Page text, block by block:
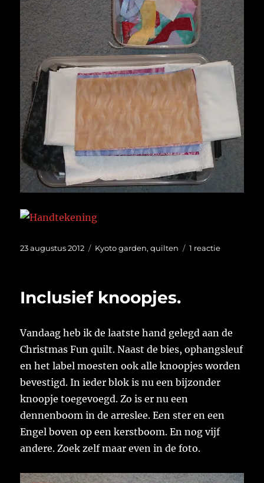
Geplaatst
23 augustus 2012 Categorieën
Kyoto garden,quilten 1 reactieop
Inclusief knoopjes.
Vandaag heb ik de laatste hand gelegd aan de
Christmas Fun quilt. Naast de bies, ophangsleuf
en het label moesten ook alle knoopjes worden
bevestigd. In ieder blok is nu een bijzonder
knoopje toegevoegd. Zo is er nu een
dennenboom in de arreslee. Een ster en een
Engel boven op een kerstboom. En nog vijf
andere. Zoek zelf maar even in de foto.